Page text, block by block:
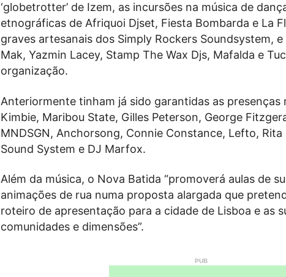
‘globetrotter’ de Izem, as incursões na música de
etnográficas de Afriquoi Djset, Fiesta Bombarda e La
graves artesanais dos Simply Rockers Soundsystem,
Mak, Yazmin Lacey, Stamp The Wax Djs, Mafalda e
organização.
Anteriormente tinham já sido garantidas as
Kimbie, Maribou State, Gilles Peterson, George
MNDSGN, Anchorsong, Connie Constance, Lefto, Rita
Sound System e DJ Marfox.
Além da música, o Nova Batida “promoverá aulas de
animações de rua numa proposta alargada que
roteiro de apresentação para a cidade de Lisboa e as
comunidades e dimensões”.